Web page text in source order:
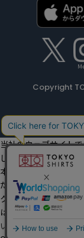
Copyright
当社のウェブサイト
しています。
本ウェブサイトをこ
ただいたものとみなし
クッキーを通じて収
は一切含まれておりま
い
。